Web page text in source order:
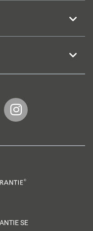
WERTGARANTIE
auf
SE